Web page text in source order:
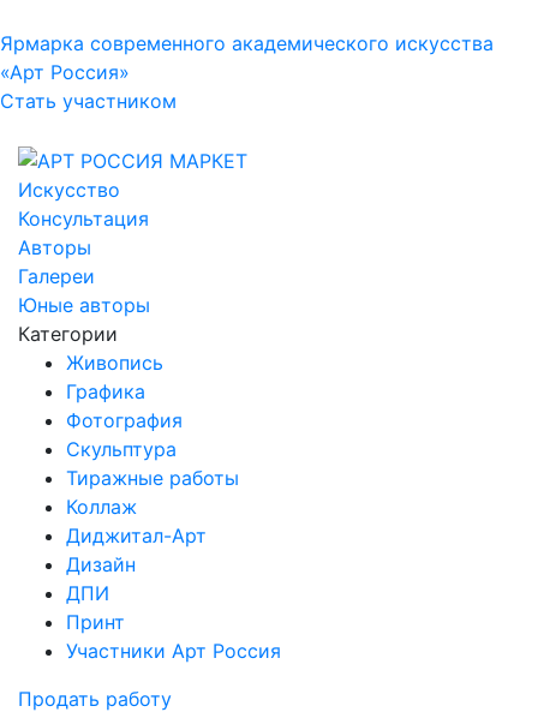
Ярмарка современного академического искусства
«Арт Россия»
Стать участником
Искусство
Консультация
Авторы
Галереи
Юные авторы
Категории
Живопись
Графика
Фотография
Скульптура
Тиражные работы
Коллаж
Диджитал-Арт
Дизайн
ДПИ
Принт
Участники Арт Россия
Продать работу